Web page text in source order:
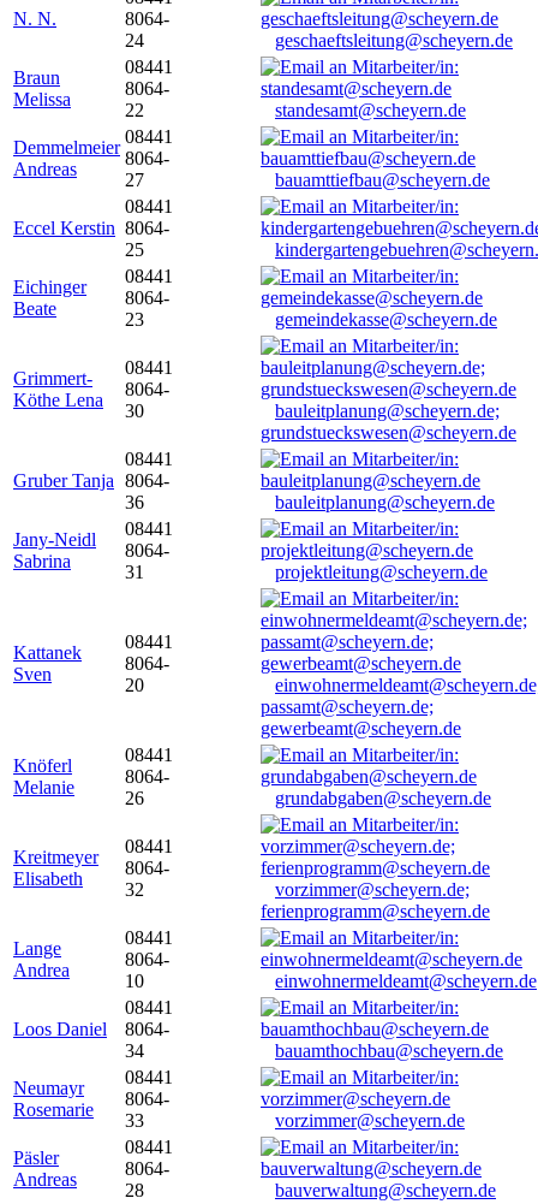
N. N.
8064-
24
geschaeftsleitung@scheyern.de
Braun
Melissa
08441
8064-
22
standesamt@scheyern.de
Demmelmeier
Andreas
08441
8064-
27
bauamttiefbau@scheyern.de
Eccel Kerstin
08441
8064-
25
Eichinger
Beate
08441
8064-
23
gemeindekasse@scheyern.de
Grimmert-
Köthe Lena
08441
8064-
30
bauleitplanung@scheyern.de;
grundstueckswesen@scheyern.de
Gruber Tanja
08441
8064-
36
bauleitplanung@scheyern.de
Jany-Neidl
Sabrina
08441
8064-
31
projektleitung@scheyern.de
Kattanek
Sven
08441
8064-
20
passamt@scheyern.de;
gewerbeamt@scheyern.de
Knöferl
Melanie
08441
8064-
26
grundabgaben@scheyern.de
Kreitmeyer
Elisabeth
08441
8064-
32
vorzimmer@scheyern.de;
ferienprogramm@scheyern.de
Lange
Andrea
08441
8064-
10
einwohnermeldeamt@scheyern.de
Loos Daniel
08441
8064-
34
bauamthochbau@scheyern.de
Neumayr
Rosemarie
08441
8064-
33
vorzimmer@scheyern.de
Päsler
Andreas
08441
8064-
28
bauverwaltung@scheyern.de